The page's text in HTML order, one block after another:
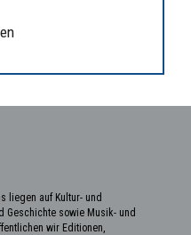
liegen auf Kultur- und
Geschichte sowie Musik- und
wir Editionen,